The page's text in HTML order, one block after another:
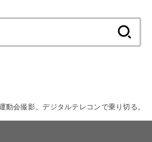
索:
動会撮影。デジタルテレコンで乗り切る。